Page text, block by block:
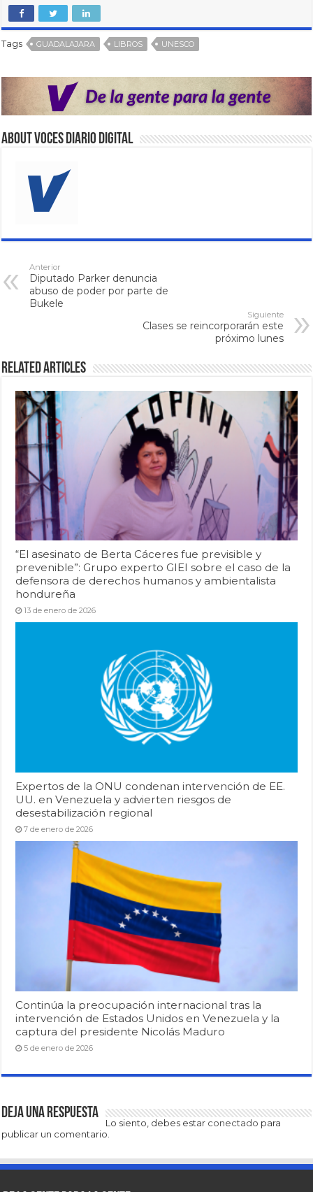
Tags GUADALAJARA LIBROS UNESCO
About VOCES Diario digital
Anterior
Diputado Parker denuncia
abuso de poder por parte de
Bukele
Siguiente
Clases se reincorporarán este
próximo lunes
Related Articles
“El asesinato de Berta Cáceres fue previsible y
prevenible”: Grupo experto GIEI sobre el caso de la
defensora de derechos humanos y ambientalista
hondureña
13 de enero de 2026
Expertos de la ONU condenan intervención de EE.
UU. en Venezuela y advierten riesgos de
desestabilización regional
7 de enero de 2026
Continúa la preocupación internacional tras la
intervención de Estados Unidos en Venezuela y la
captura del presidente Nicolás Maduro
5 de enero de 2026
Deja una respuesta
Lo siento, debes estar conectado para
publicar un comentario.